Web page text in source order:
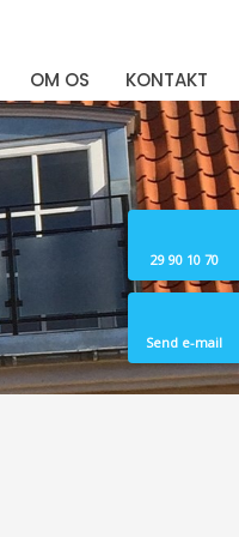
29 90 10 70​
Send e-mail​
OM OS KONTAKT